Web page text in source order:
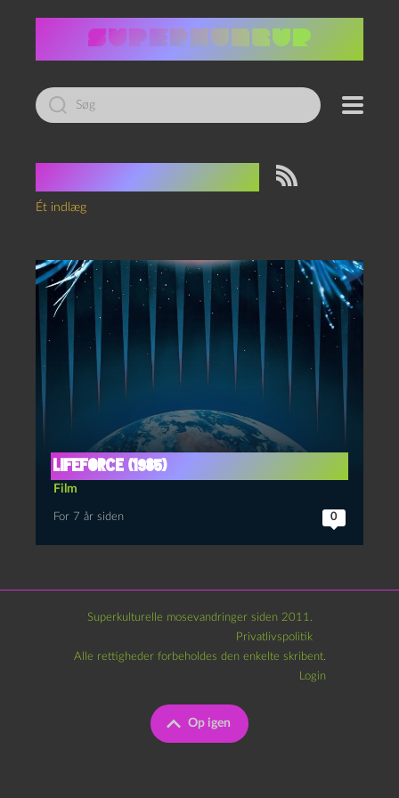
Led
efter:
Ét indlæg
Lifeforce (1985)
Film
For 7 år siden 0
Superkulturelle mosevandringer siden 2011.
Privatlivspolitik
Op igen
Alle rettigheder forbeholdes den enkelte skribent.
Login